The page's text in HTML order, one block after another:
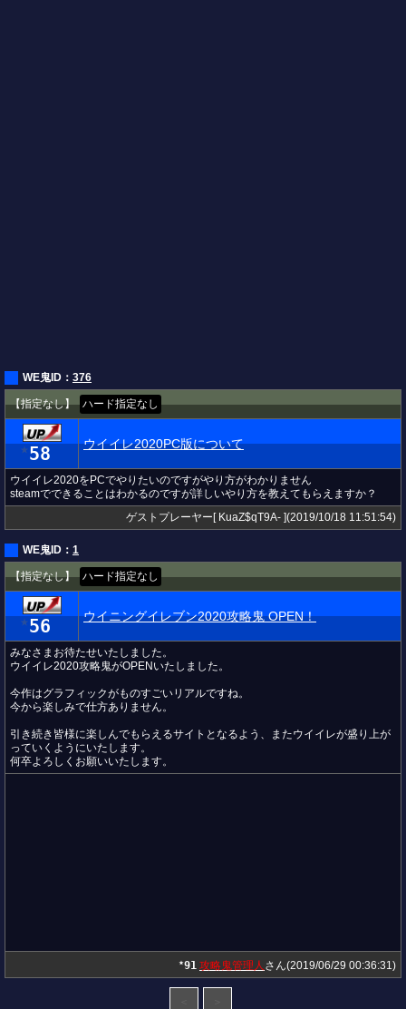
WE鬼ID： 376
【指定なし】 ハード指定なし
★ 58 ウイイレ2020PC版について
ウイイレ2020をPCでやりたいのですがやり方がわかりません
steamでできることはわかるのですが詳しいやり方を教えてもらえますか？
ゲストプレーヤー[ KuaZ$qT9A- ](2019/10/18 11:51:54)
WE鬼ID： 1
【指定なし】 ハード指定なし
★ 56 ウイニングイレブン2020攻略鬼 OPEN！
みなさまお待たせいたしました。
ウイイレ2020攻略鬼がOPENいたしました。
今作はグラフィックがものすごいリアルですね。
今から楽しみで仕方ありません。
引き続き皆様に楽しんでもらえるサイトとなるよう、またウイイレが盛り上が
っていくようにいたします。
何卒よろしくお願いいたします。
★91 攻略鬼管理人 さん(2019/06/29 00:36:31)